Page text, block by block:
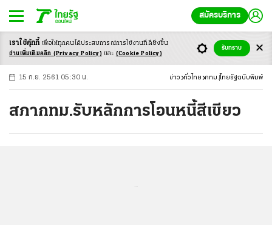
สมัครบริการ
-ก ก ก+
15 ก.ย. 2561 05:30 น. ข่าว ทั่วไทย กทม. ไทยรัฐฉบับพิมพ์
สภากทม.รับหลักการโอนหนี้สีเขียว
เราใช้คุ้กกี้ เพื่อให้ทุกคนได้ประสบการณ์การใช้งานที่ดียิ่งขึ้น
อ่านเพิ่มเติมคลิก (Privacy Policy) และ (Cookie Policy)
รับทราบ